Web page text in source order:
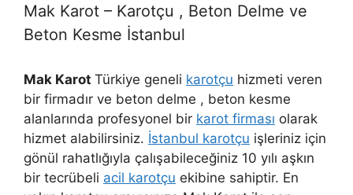
Mak Karot – Karotçu , Beton Delme ve
Beton Kesme İstanbul
Mak Karot Türkiye geneli karotçu hizmeti veren
bir firmadır ve beton delme , beton kesme
alanlarında profesyonel bir karot firması olarak
hizmet alabilirsiniz. İstanbul karotçu işleriniz için
gönül rahatlığıyla çalışabileceğiniz 10 yılı aşkın
bir tecrübeli acil karotçu ekibine sahiptir. En